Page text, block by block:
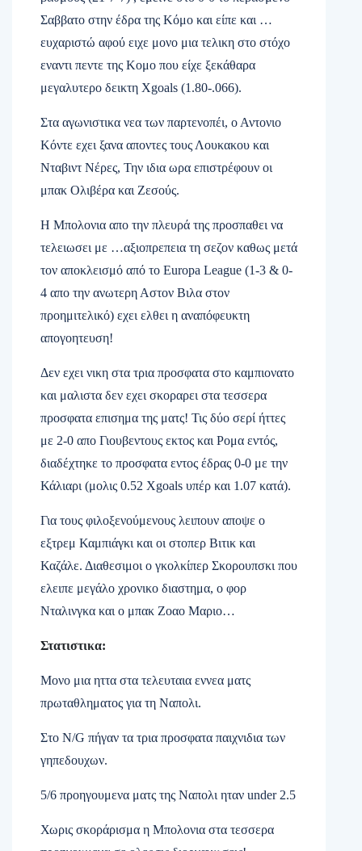
Σαββατο στην έδρα της Κόμο και είπε και …
ευχαριστώ αφού ειχε μονο μια τελικη στο στόχο
εναντι πεντε της Κομο που είχε ξεκάθαρα
μεγαλυτερο δεικτη Xgoals (1.80-.066).
Στα αγωνιστικα νεα των παρτενοπέι, ο Αντονιο
Κόντε εχει ξανα αποντες τους Λουκακου και
Νταβιντ Νέρες, Την ιδια ωρα επιστρέφουν οι
μπακ Ολιβέρα και Ζεσούς.
Η Μπολονια απο την πλευρά της προσπαθει να
τελειωσει με …αξιοπρεπεια τη σεζον καθως μετά
τον αποκλεισμό από το Europa League (1-3 & 0-
4 απο την ανωτερη Αστον Βιλα στον
προημιτελικό) εχει ελθει η αναπόφευκτη
απογοητευση!
Δεν εχει νικη στα τρια προσφατα στο καμπιονατο
και μαλιστα δεν εχει σκοραρει στα τεσσερα
προσφατα επισημα της ματς! Τις δύο σερί ήττες
με 2-0 απο Γιουβεντους εκτος και Ρομα εντός,
διαδέχτηκε το προσφατα εντος έδρας 0-0 με την
Κάλιαρι (μολις 0.52 Xgoals υπέρ και 1.07 κατά).
Για τους φιλοξενούμενους λειπουν αποψε ο
εξτρεμ Καμπιάγκι και οι στοπερ Βιτικ και
Καζάλε. Διαθεσιμοι ο γκολκίπερ Σκορουπσκι που
ελειπε μεγάλο χρονικο διαστημα, ο φορ
Νταλινγκα και ο μπακ Ζοαο Μαριο…
Στατιστικα:
Μονο μια ηττα στα τελευταια εννεα ματς
πρωταθληματος για τη Ναπολι.
Στο N/G πήγαν τα τρια προσφατα παιχνιδια των
γηπεδουχων.
5/6 προηγουμενα ματς της Ναπολι ηταν under 2.5
Χωρις σκοράρισμα η Μπολονια στα τεσσερα